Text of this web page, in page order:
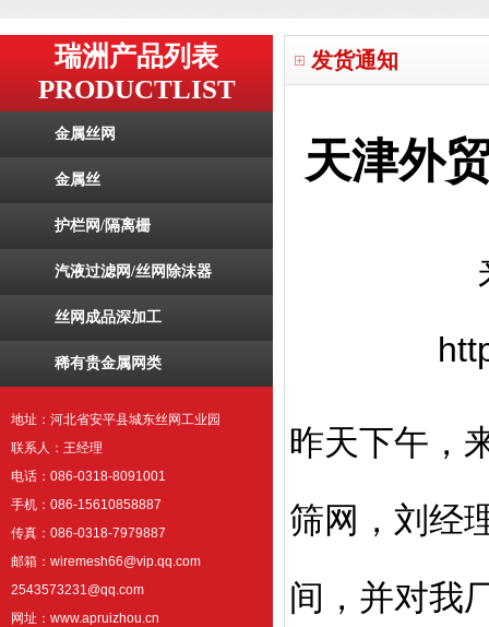
瑞洲产品列表
PRODUCTLIST
金属丝网
金属丝
护栏网/隔离栅
汽液过滤网/丝网除沫器
丝网成品深加工
稀有贵金属网类
地址：河北省安平县城东丝网工业园
联系人：王经理
电话：086-0318-8091001
手机：086-15610858887
传真：086-0318-7979887
邮箱：wiremesh66@vip.qq.com
2543573231@qq.com
网址：www.apruizhou.cn
发货通知
天津外
昨天下午，
筛网，刘经
间，并对我